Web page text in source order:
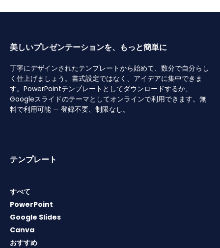
美しいプレゼンテーションを、もっと簡単に
丁寧にデザインされたテンプレートから始めて、数分で自分らし
く仕上げましょう。書式設定ではなく、アイデアに集中できま
す。PowerPointテンプレートとしてダウンロードするか、
Googleスライドのテーマとしてオンラインで利用できます。無
料で利用可能 — 登録不要、制限なし。
テンプレート
すべて
PowerPoint
Google Slides
Canva
おすすめ